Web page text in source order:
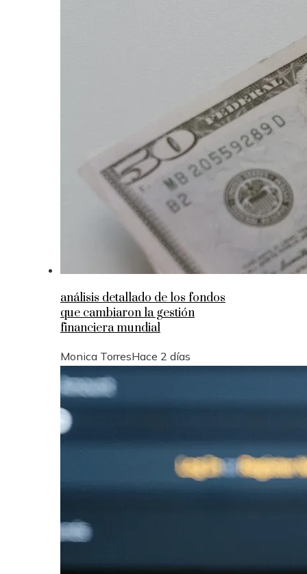
análisis detallado de los fondos
que cambiaron la gestión
financiera mundial
Monica TorresHace 2 días